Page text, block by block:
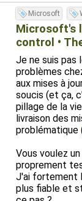
juste
indépendants
Alors je sais,
lourd avec
bien, mais
(et on peut
plus cher
servant de
en payez en
données que
Microsoft
Microsoft's
control •
Je ne suis pas
problèmes
aux mises à
soucis (et ça,
pillage de la
livraison des
problématique
Vous voulez
proprement
J'ai fortement
plus fiable et